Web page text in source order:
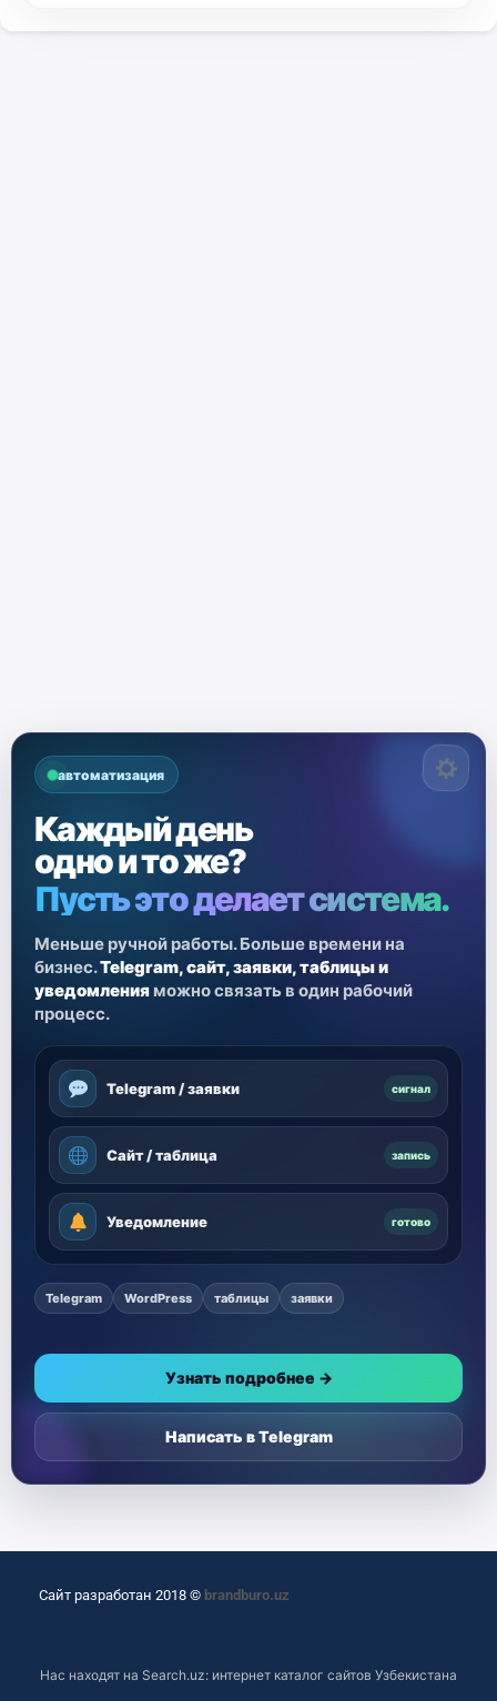
автоматизация
Каждый день
одно и то же?
Пусть это делает система.
Меньше ручной работы. Больше времени на
бизнес.Telegram, сайт, заявки, таблицы и
уведомления можно связать в один рабочий
процесс.
Telegram / заявки сигнал
Сайт / таблица запись
Уведомление готово
Telegram WordPress таблицы заявки
Узнать подробнее →
Написать в Telegram
Сайт разработан 2018 © brandburo.uz
Нас находят на Search.uz: интернет каталог сайтов Узбекистана